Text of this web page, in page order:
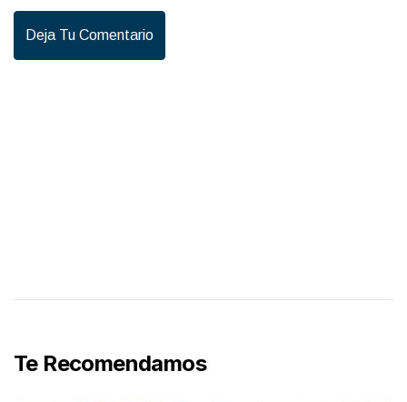
Deja Tu Comentario
Te Recomendamos